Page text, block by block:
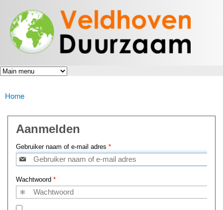
en naar
de inhoud
gaan
Veldhoven
Duurzaam
Energiek
naar de
toekomst
U bent hier
Home
Aanmelden
Gebruiker naam of e-mail adres *
Wachtwoord *